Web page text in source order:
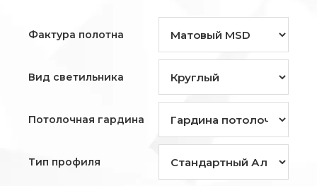
Фактура полотна
Вид светильника
Потолочная гардина
Тип профиля